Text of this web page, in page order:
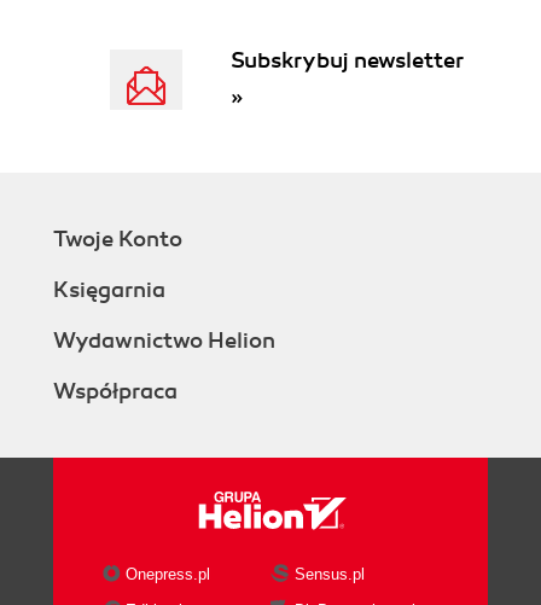
Subskrybuj newsletter
»
Twoje Konto
Księgarnia
Wydawnictwo Helion
Współpraca
Onepress.pl
Sensus.pl